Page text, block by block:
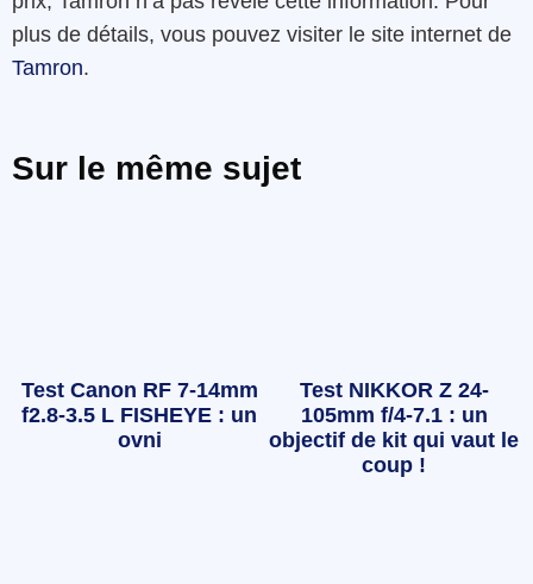
plus de détails, vous pouvez visiter le site internet de
Tamron.
Sur le même sujet
Test Canon RF 7-14mm
f2.8-3.5 L FISHEYE : un
ovni
Test NIKKOR Z 24-
105mm f/4-7.1 : un
objectif de kit qui vaut le
coup !